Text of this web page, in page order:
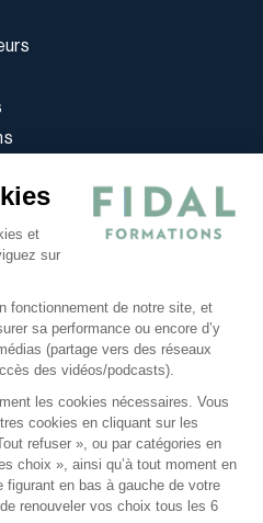
et
sur
fonctionnement de notre site, et
sa performance ou encore d’y
(partage vers des réseaux
des vidéos/podcasts).
les cookies nécessaires. Vous
cookies en cliquant sur les
refuser », ou par catégories en
choix », ainsi qu’à tout moment en
figurant en bas à gauche de votre
renouveler vos choix tous les 6
informations